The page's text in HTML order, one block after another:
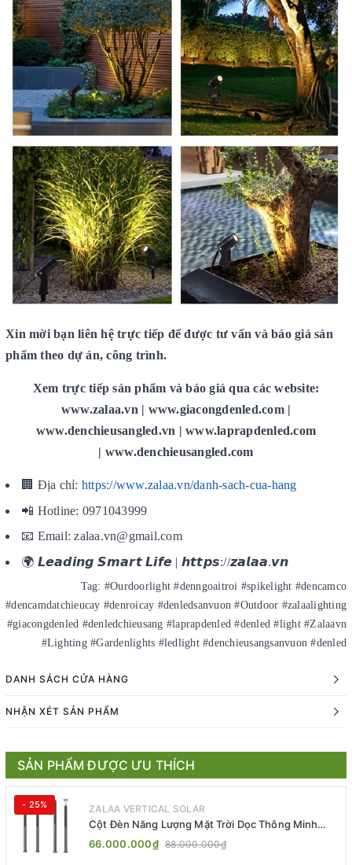
Xin mời bạn liên hệ trực tiếp để được tư vấn và báo giá sản
phẩm theo dự án, công trình.
Xem trực tiếp sản phẩm và báo giá qua các website:
www.zalaa.vn | www.giacongdenled.com |
www.denchieusangled.vn | www.laprapdenled.com
| www.denchieusangled.com
🏢 Địa chỉ: https://www.zalaa.vn/danh-sach-cua-hang
📲 Hotline: 0971043999
📧 Email: zalaa.vn@gmail.com
🌍 𝙇𝙚𝙖𝙙𝙞𝙣𝙜 𝙎𝙢𝙖𝙧𝙩 𝙇𝙞𝙛𝙚 | 𝙝𝙩𝙩𝙥𝙨://𝙯𝙖𝙡𝙖𝙖.𝙫𝙣
Tag: #Ourdoorlight #denngoaitroi #spikelight #dencamco
#dencamdatchieucay #denroicay #denledsanvuon #Outdoor #zalaalighting
#giacongdenled #denledchieusang #laprapdenled #denled #light #Zalaavn
#Lighting #Gardenlights #ledlight #denchieusangsanvuon #denled
DANH SÁCH CỬA HÀNG
NHẬN XÉT SẢN PHẨM
SẢN PHẨM ĐƯỢC ƯU THÍCH
- 25% ZALAA VERTICAL SOLAR
Cột Đèn Năng Lượng Mặt Trời Dọc Thông Minh
ZSR-YYDS-360 | ZALAA Jsc
66.000.000₫ 88.000.000₫